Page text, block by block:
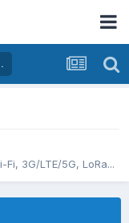
3G/LTE/5G, LoRa...